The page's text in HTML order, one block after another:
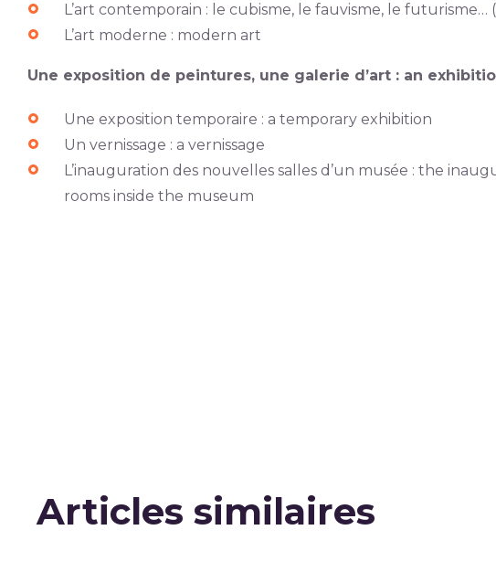
L’art contemporain : le cubisme, le fauvisme, le
L’art moderne : modern art
Une exposition de peintures, une galerie d’art : an
Une exposition temporaire : a temporary exhibition
Un vernissage : a vernissage
L’inauguration des nouvelles salles d’un musée : the
rooms inside the museum
Articles similaires